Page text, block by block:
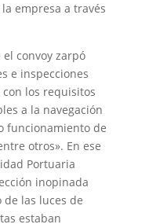
empresa a través
convoy zarpó
e inspecciones
los requisitos
a la navegación
funcionamiento de
otros». En ese
Portuaria
inopinada
las luces de
estaban